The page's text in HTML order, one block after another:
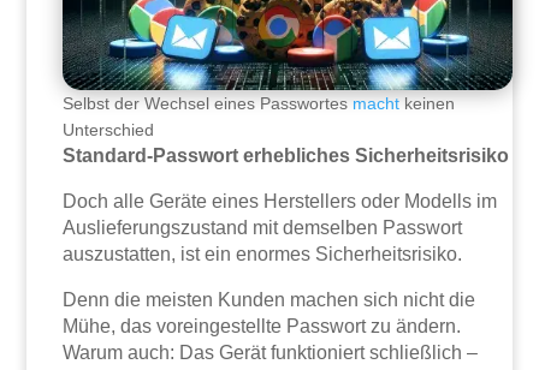
Selbst der Wechsel eines Passwortes macht keinen
Unterschied
Standard-Passwort erhebliches Sicherheitsrisiko
Doch alle Geräte eines Herstellers oder Modells im
Auslieferungszustand mit demselben Passwort
auszustatten, ist ein enormes Sicherheitsrisiko.
Denn die meisten Kunden machen sich nicht die
Mühe, das voreingestellte Passwort zu ändern.
Warum auch: Das Gerät funktioniert schließlich –